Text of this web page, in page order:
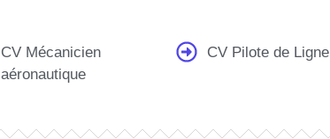
CV Mécanicien
aéronautique
CV Pilote de Ligne